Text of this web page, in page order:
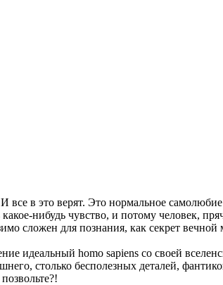
все в это верят. Это нормальное
нибудь чувство, и потому человек,
сложен для познания, как секрет
идеальный homo sapiens со своей
столько бесполезных деталей,